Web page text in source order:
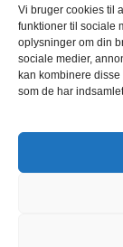
Vi bruger cookies til
funktioner til sociale
oplysninger om din
sociale medier,
kan kombinere
som de har
Skælskør
Skanderborg
Skovlunde
Sofiendal
Søften
Sønderborg
Sunds
Taulov
Them